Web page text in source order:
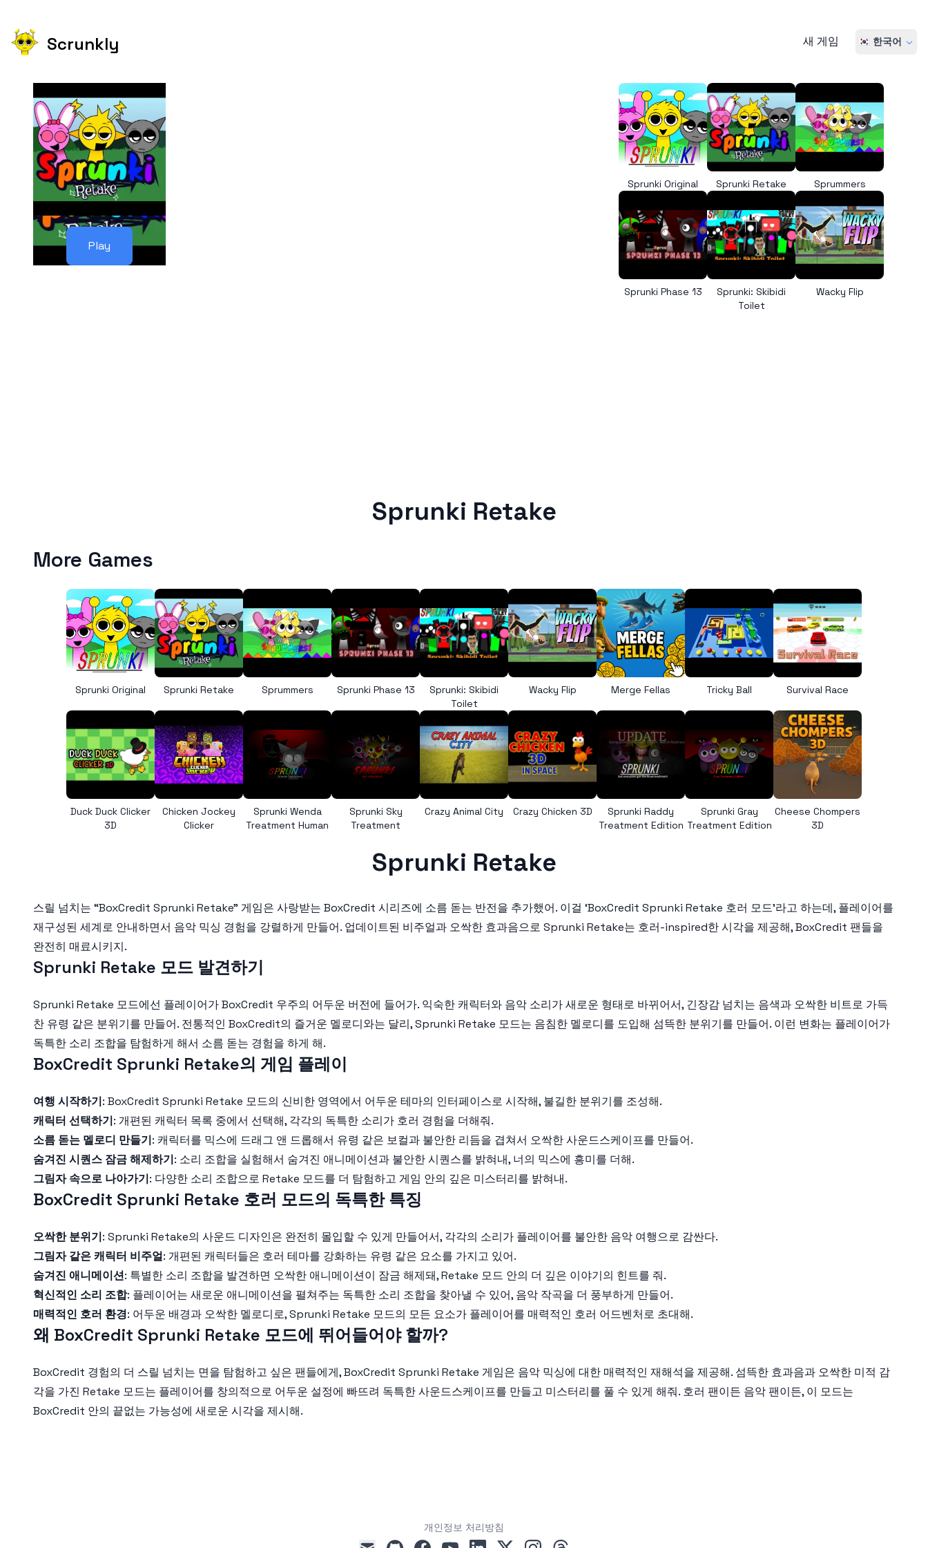
Scrunkly 새 게임 🇰🇷 한국어
Play
Sprunki Original Sprunki Retake Sprummers
Sprunki Phase 13
Sprunki: Skibidi
Toilet
Wacky Flip
Sprunki Retake
More Games
Sprunki Original Sprunki Retake Sprummers Sprunki Phase 13
Sprunki: Skibidi
Toilet
Wacky Flip Merge Fellas Tricky Ball Survival Race
Duck Duck Clicker
3D
Chicken Jockey
Clicker
Sprunki Wenda
Treatment Human
Sprunki Sky
Treatment
Crazy Animal City Crazy Chicken 3D
Sprunki Raddy
Treatment Edition
Sprunki Gray
Treatment Edition
Cheese Chompers
3D
Sprunki Retake
스릴 넘치는 “BoxCredit Sprunki Retake” 게임은 사랑받는 BoxCredit 시리즈에 소름 돋는 반전을 추가했어. 이걸 ‘BoxCredit Sprunki Retake 호러 모드’라고 하는데, 플레이어를
재구성된 세계로 안내하면서 음악 믹싱 경험을 강렬하게 만들어. 업데이트된 비주얼과 오싹한 효과음으로 Sprunki Retake는 호러-inspired한 시각을 제공해, BoxCredit 팬들을
완전히 매료시키지.
Sprunki Retake 모드 발견하기
Sprunki Retake 모드에선 플레이어가 BoxCredit 우주의 어두운 버전에 들어가. 익숙한 캐릭터와 음악 소리가 새로운 형태로 바뀌어서, 긴장감 넘치는 음색과 오싹한 비트로 가득
찬 유령 같은 분위기를 만들어. 전통적인 BoxCredit의 즐거운 멜로디와는 달리, Sprunki Retake 모드는 음침한 멜로디를 도입해 섬뜩한 분위기를 만들어. 이런 변화는 플레이어가
독특한 소리 조합을 탐험하게 해서 소름 돋는 경험을 하게 해.
BoxCredit Sprunki Retake의 게임 플레이
여행 시작하기: BoxCredit Sprunki Retake 모드의 신비한 영역에서 어두운 테마의 인터페이스로 시작해, 불길한 분위기를 조성해.
캐릭터 선택하기: 개편된 캐릭터 목록 중에서 선택해, 각각의 독특한 소리가 호러 경험을 더해줘.
소름 돋는 멜로디 만들기: 캐릭터를 믹스에 드래그 앤 드롭해서 유령 같은 보컬과 불안한 리듬을 겹쳐서 오싹한 사운드스케이프를 만들어.
숨겨진 시퀀스 잠금 해제하기: 소리 조합을 실험해서 숨겨진 애니메이션과 불안한 시퀀스를 밝혀내, 너의 믹스에 흥미를 더해.
그림자 속으로 나아가기: 다양한 소리 조합으로 Retake 모드를 더 탐험하고 게임 안의 깊은 미스터리를 밝혀내.
BoxCredit Sprunki Retake 호러 모드의 독특한 특징
오싹한 분위기: Sprunki Retake의 사운드 디자인은 완전히 몰입할 수 있게 만들어서, 각각의 소리가 플레이어를 불안한 음악 여행으로 감싼다.
그림자 같은 캐릭터 비주얼: 개편된 캐릭터들은 호러 테마를 강화하는 유령 같은 요소를 가지고 있어.
숨겨진 애니메이션: 특별한 소리 조합을 발견하면 오싹한 애니메이션이 잠금 해제돼, Retake 모드 안의 더 깊은 이야기의 힌트를 줘.
혁신적인 소리 조합: 플레이어는 새로운 애니메이션을 펼쳐주는 독특한 소리 조합을 찾아낼 수 있어, 음악 작곡을 더 풍부하게 만들어.
매력적인 호러 환경: 어두운 배경과 오싹한 멜로디로, Sprunki Retake 모드의 모든 요소가 플레이어를 매력적인 호러 어드벤처로 초대해.
왜 BoxCredit Sprunki Retake 모드에 뛰어들어야 할까?
BoxCredit 경험의 더 스릴 넘치는 면을 탐험하고 싶은 팬들에게, BoxCredit Sprunki Retake 게임은 음악 믹싱에 대한 매력적인 재해석을 제공해. 섬뜩한 효과음과 오싹한 미적 감
각을 가진 Retake 모드는 플레이어를 창의적으로 어두운 설정에 빠뜨려 독특한 사운드스케이프를 만들고 미스터리를 풀 수 있게 해줘. 호러 팬이든 음악 팬이든, 이 모드는
BoxCredit 안의 끝없는 가능성에 새로운 시각을 제시해.
개인정보 처리방침